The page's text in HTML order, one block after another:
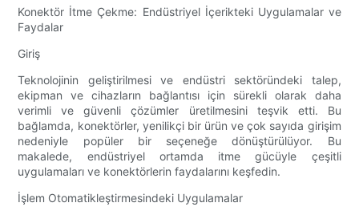
Konektör İtme Çekme: Endüstriyel İçerikteki Uygulamalar ve
Faydalar
Giriş
Teknolojinin geliştirilmesi ve endüstri sektöründeki talep,
ekipman ve cihazların bağlantısı için sürekli olarak daha
verimli ve güvenli çözümler üretilmesini teşvik etti. Bu
bağlamda, konektörler, yenilikçi bir ürün ve çok sayıda girişim
nedeniyle popüler bir seçeneğe dönüştürülüyor. Bu
makalede, endüstriyel ortamda itme gücüyle çeşitli
uygulamaları ve konektörlerin faydalarını keşfedin.
İşlem Otomatikleştirmesindeki Uygulamalar